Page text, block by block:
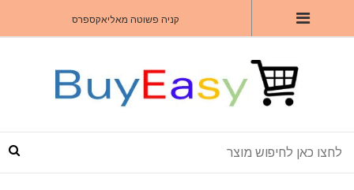
קניה פשוטה מאליאקספרס